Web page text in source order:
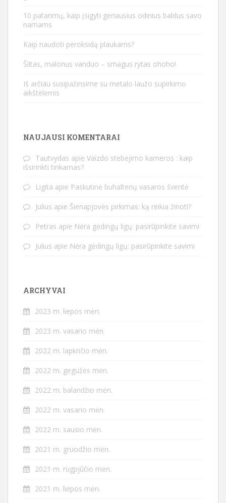
10 patarimų, kaip įsigyti geriausius odinius baldus savo
namams
Kaip naudoti peroksidą plaukams?
Šiltas, malonus vanduo – smagus rytas ohoho!
Iš arčiau susipažinsime su metalo laužo supirkimo
aikštelėmis
NAUJAUSI KOMENTARAI
Tautvydas apie Vaizdo stebėjimo kameros : kaip
išsirinkti tinkamas?
Ligita apie Paskutinė buhalterių vasaros šventė
Julius apie Šienapjovės pirkimas: ką reikia žinoti?
Petras apie Nėra gėdingų ligų: pasirūpinkite savimi
Julius apie Nėra gėdingų ligų: pasirūpinkite savimi
ARCHYVAI
2023 m. liepos mėn.
2023 m. vasario mėn.
2022 m. lapkričio mėn.
2022 m. gegužės mėn.
2022 m. balandžio mėn.
2022 m. vasario mėn.
2022 m. sausio mėn.
2021 m. gruodžio mėn.
2021 m. rugpjūčio mėn.
2021 m. liepos mėn.